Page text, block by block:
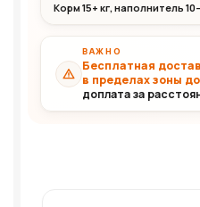
Корм 15+ кг, наполнитель
ВАЖНО
Бесплатная
в пределах зоны
доплата за